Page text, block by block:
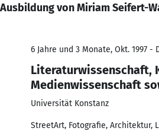
Ausbildung von Miriam Seifert-
6 Jahre und 3 Monate, Okt. 1997 -
Literaturwissenschaft,
Medienwissenschaft
Universität Konstanz
StreetArt, Fotografie, Architektur,